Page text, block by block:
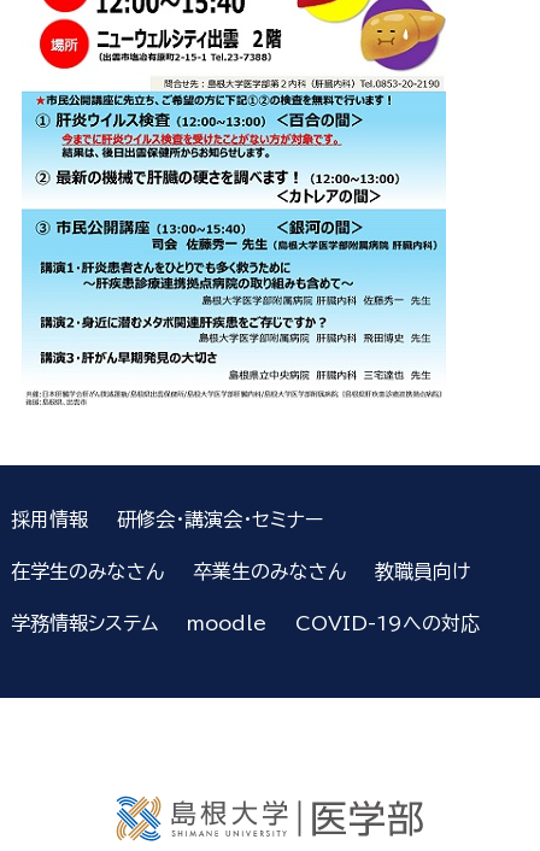
採用情報 研修会・講演会・セミナー
在学生のみなさん 卒業生のみなさん 教職員向け
学務情報システム moodle COVID-19への対応